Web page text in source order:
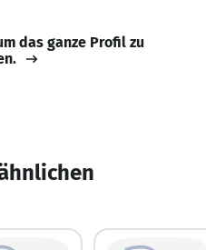
das ganze Profil zu